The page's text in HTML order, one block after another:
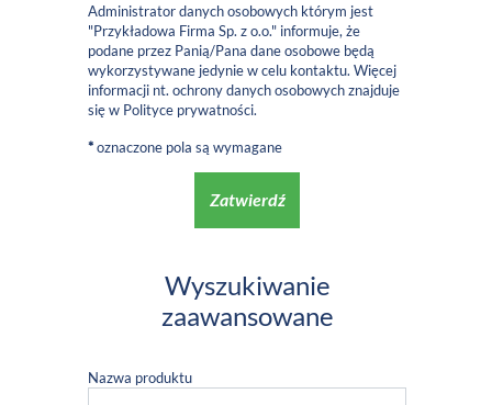
Administrator danych osobowych którym jest
"Przykładowa Firma Sp. z o.o." informuje, że
podane przez Panią/Pana dane osobowe będą
wykorzystywane jedynie w celu kontaktu. Więcej
informacji nt. ochrony danych osobowych znajduje
się w Polityce prywatności.
*oznaczone pola są wymagane
Zatwierdź
Wyszukiwanie
zaawansowane
Nazwa produktu